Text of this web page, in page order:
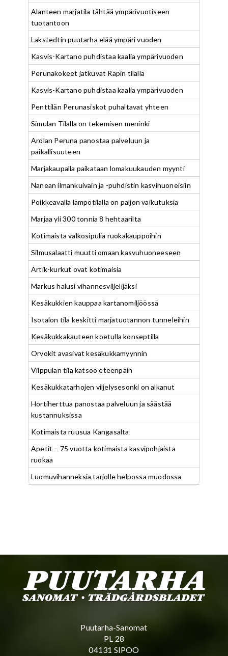
Alanteen marjatila tähtää ympärivuotiseen
tuotantoon
Lakstedtin puutarha elää ympäri vuoden
Kasvis-Kartano puhdistaa kaalia ympärivuoden
Perunakokeet jatkuvat Räpin tilalla
Kasvis-Kartano puhdistaa kaalia ympärivuoden
Penttilän Perunasiskot puhaltavat yhteen
Simulan Tilalla on tekemisen meninki
Arolan Peruna panostaa palveluun ja
paikallisuuteen
Marjakaupalla paikataan lomakuukauden myynti
Nanean ilmankuivain ja -puhdistin kasvihuoneisiin
Poikkeavalla lämpötilalla on paljon vaikutuksia
Marjaa yli 300 tonnia 8 hehtaarilta
Kotimaista valkosipulia ruokakauppoihin
Silmusalaatti muutti omaan kasvuhuoneeseen
Artik-kurkut ovat kotimaisia
Markus halusi vihannesviljelijäksi
Kesäkukkien kauppaa kartanomiljöössä
Isotalon tila keskitti marjatuotannon tunneleihin
Kesäkukkakauteen koetulla konseptilla
Orvokit avasivat kesäkukkamyynnin
Vilppulan tila katsoo eteenpäin
Kesäkukkatarhojen viljelysesonki on alkanut
Hortiherttua panostaa palveluun ja säästää
kustannuksissa
Kotimaista ruusua Kangasalta
Apetit – 75 vuotta kotimaista kasvipohjaista
ruokaa
Luomuvihanneksia tarjolle helpossa muodossa
Puutarha-Sanomat
PL 28
04131 SIPOO